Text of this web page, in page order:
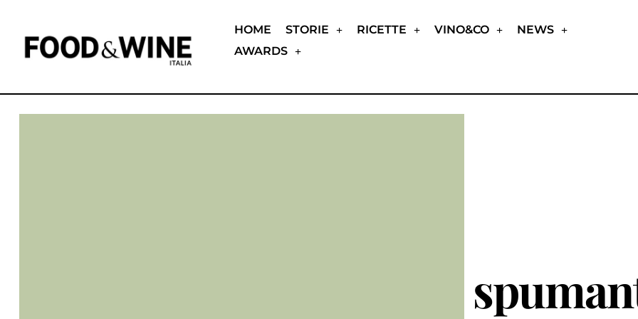
HOME STORIE RICETTE VINO&CO
NEWS
AWARDS